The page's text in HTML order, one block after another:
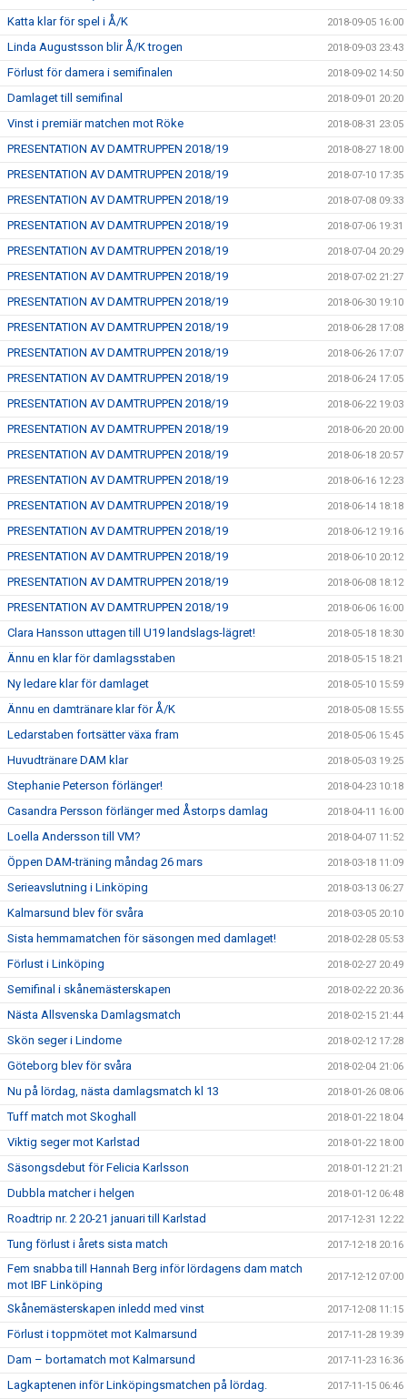
Katta klar för spel i Å/K 2018-09-05 16:00
Linda Augustsson blir Å/K trogen 2018-09-03 23:43
Förlust för damera i semifinalen 2018-09-02 14:50
Damlaget till semifinal 2018-09-01 20:20
Vinst i premiär matchen mot Röke 2018-08-31 23:05
PRESENTATION AV DAMTRUPPEN 2018/19 2018-08-27 18:00
PRESENTATION AV DAMTRUPPEN 2018/19 2018-07-10 17:35
PRESENTATION AV DAMTRUPPEN 2018/19 2018-07-08 09:33
PRESENTATION AV DAMTRUPPEN 2018/19 2018-07-06 19:31
PRESENTATION AV DAMTRUPPEN 2018/19 2018-07-04 20:29
PRESENTATION AV DAMTRUPPEN 2018/19 2018-07-02 21:27
PRESENTATION AV DAMTRUPPEN 2018/19 2018-06-30 19:10
PRESENTATION AV DAMTRUPPEN 2018/19 2018-06-28 17:08
PRESENTATION AV DAMTRUPPEN 2018/19 2018-06-26 17:07
PRESENTATION AV DAMTRUPPEN 2018/19 2018-06-24 17:05
PRESENTATION AV DAMTRUPPEN 2018/19 2018-06-22 19:03
PRESENTATION AV DAMTRUPPEN 2018/19 2018-06-20 20:00
PRESENTATION AV DAMTRUPPEN 2018/19 2018-06-18 20:57
PRESENTATION AV DAMTRUPPEN 2018/19 2018-06-16 12:23
PRESENTATION AV DAMTRUPPEN 2018/19 2018-06-14 18:18
PRESENTATION AV DAMTRUPPEN 2018/19 2018-06-12 19:16
PRESENTATION AV DAMTRUPPEN 2018/19 2018-06-10 20:12
PRESENTATION AV DAMTRUPPEN 2018/19 2018-06-08 18:12
PRESENTATION AV DAMTRUPPEN 2018/19 2018-06-06 16:00
Clara Hansson uttagen till U19 landslags-lägret! 2018-05-18 18:30
Ännu en klar för damlagsstaben 2018-05-15 18:21
Ny ledare klar för damlaget 2018-05-10 15:59
Ännu en damtränare klar för Å/K 2018-05-08 15:55
Ledarstaben fortsätter växa fram 2018-05-06 15:45
Huvudtränare DAM klar 2018-05-03 19:25
Stephanie Peterson förlänger! 2018-04-23 10:18
Casandra Persson förlänger med Åstorps damlag 2018-04-11 16:00
Loella Andersson till VM? 2018-04-07 11:52
Öppen DAM-träning måndag 26 mars 2018-03-18 11:09
Serieavslutning i Linköping 2018-03-13 06:27
Kalmarsund blev för svåra 2018-03-05 20:10
Sista hemmamatchen för säsongen med damlaget! 2018-02-28 05:53
Förlust i Linköping 2018-02-27 20:49
Semifinal i skånemästerskapen 2018-02-22 20:36
Nästa Allsvenska Damlagsmatch 2018-02-15 21:44
Skön seger i Lindome 2018-02-12 17:28
Göteborg blev för svåra 2018-02-04 21:06
Nu på lördag, nästa damlagsmatch kl 13 2018-01-26 08:06
Tuff match mot Skoghall 2018-01-22 18:04
Viktig seger mot Karlstad 2018-01-22 18:00
Säsongsdebut för Felicia Karlsson 2018-01-12 21:21
Dubbla matcher i helgen 2018-01-12 06:48
Roadtrip nr. 2 20-21 januari till Karlstad 2017-12-31 12:22
Tung förlust i årets sista match 2017-12-18 20:16
Fem snabba till Hannah Berg inför lördagens dam match
mot IBF Linköping
2017-12-12 07:00
Skånemästerskapen inledd med vinst 2017-12-08 11:15
Förlust i toppmötet mot Kalmarsund 2017-11-28 19:39
Dam – bortamatch mot Kalmarsund 2017-11-23 16:36
Lagkaptenen inför Linköpingsmatchen på lördag. 2017-11-15 06:46